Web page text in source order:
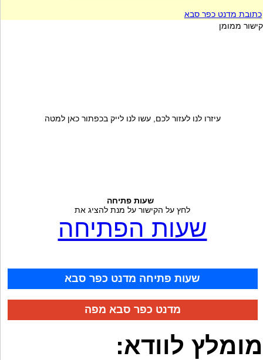
כתובת מדנט כפר סבא
קישור ממומן
עיזרו לנו לעזור לכם, עשו לנו לייק בכפתור כאן למטה
שעות פתיחה
לחץ על הקישור על מנת להציג את
שעות הפתיחה
שעות פתיחה מדנט כפר סבא
מדנט כפר סבא מפה
מומלץ לוודא: